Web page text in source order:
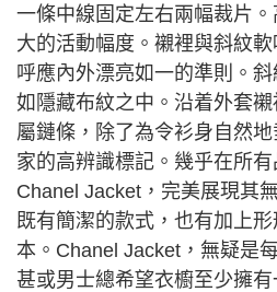
一條中線固定左右兩幅裁片
大的活動幅度。襯裡與斜紋軟
呼應內外漂亮如一的準則。
如隱藏布紋之中。沿着外套
屬鏈條，除了為令衫身自然
家的高辨識標記。幾乎在所
Chanel Jacket，完美展現其
既有簡潔的款式，也有加上
本。Chanel Jacket，無疑是
甚或男士總希望衣櫥至少擁有